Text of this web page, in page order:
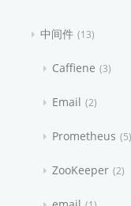
中间件 13
Caffiene 3
Email 2
Prometheus 5
ZooKeeper 2